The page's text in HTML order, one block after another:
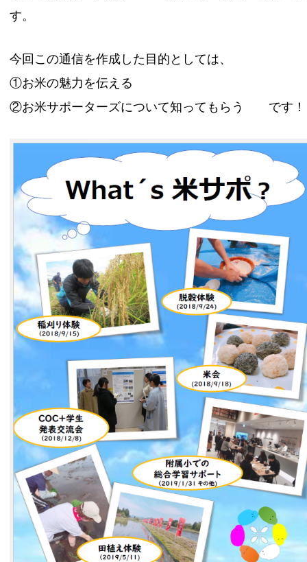
す。
今回この通信を作成した目的としては、
①お米の魅力を伝える
②お米サポーターズについて知ってもらう です